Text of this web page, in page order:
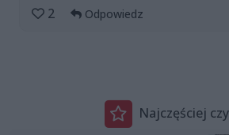
2
Odpowiedz
Najczęściej